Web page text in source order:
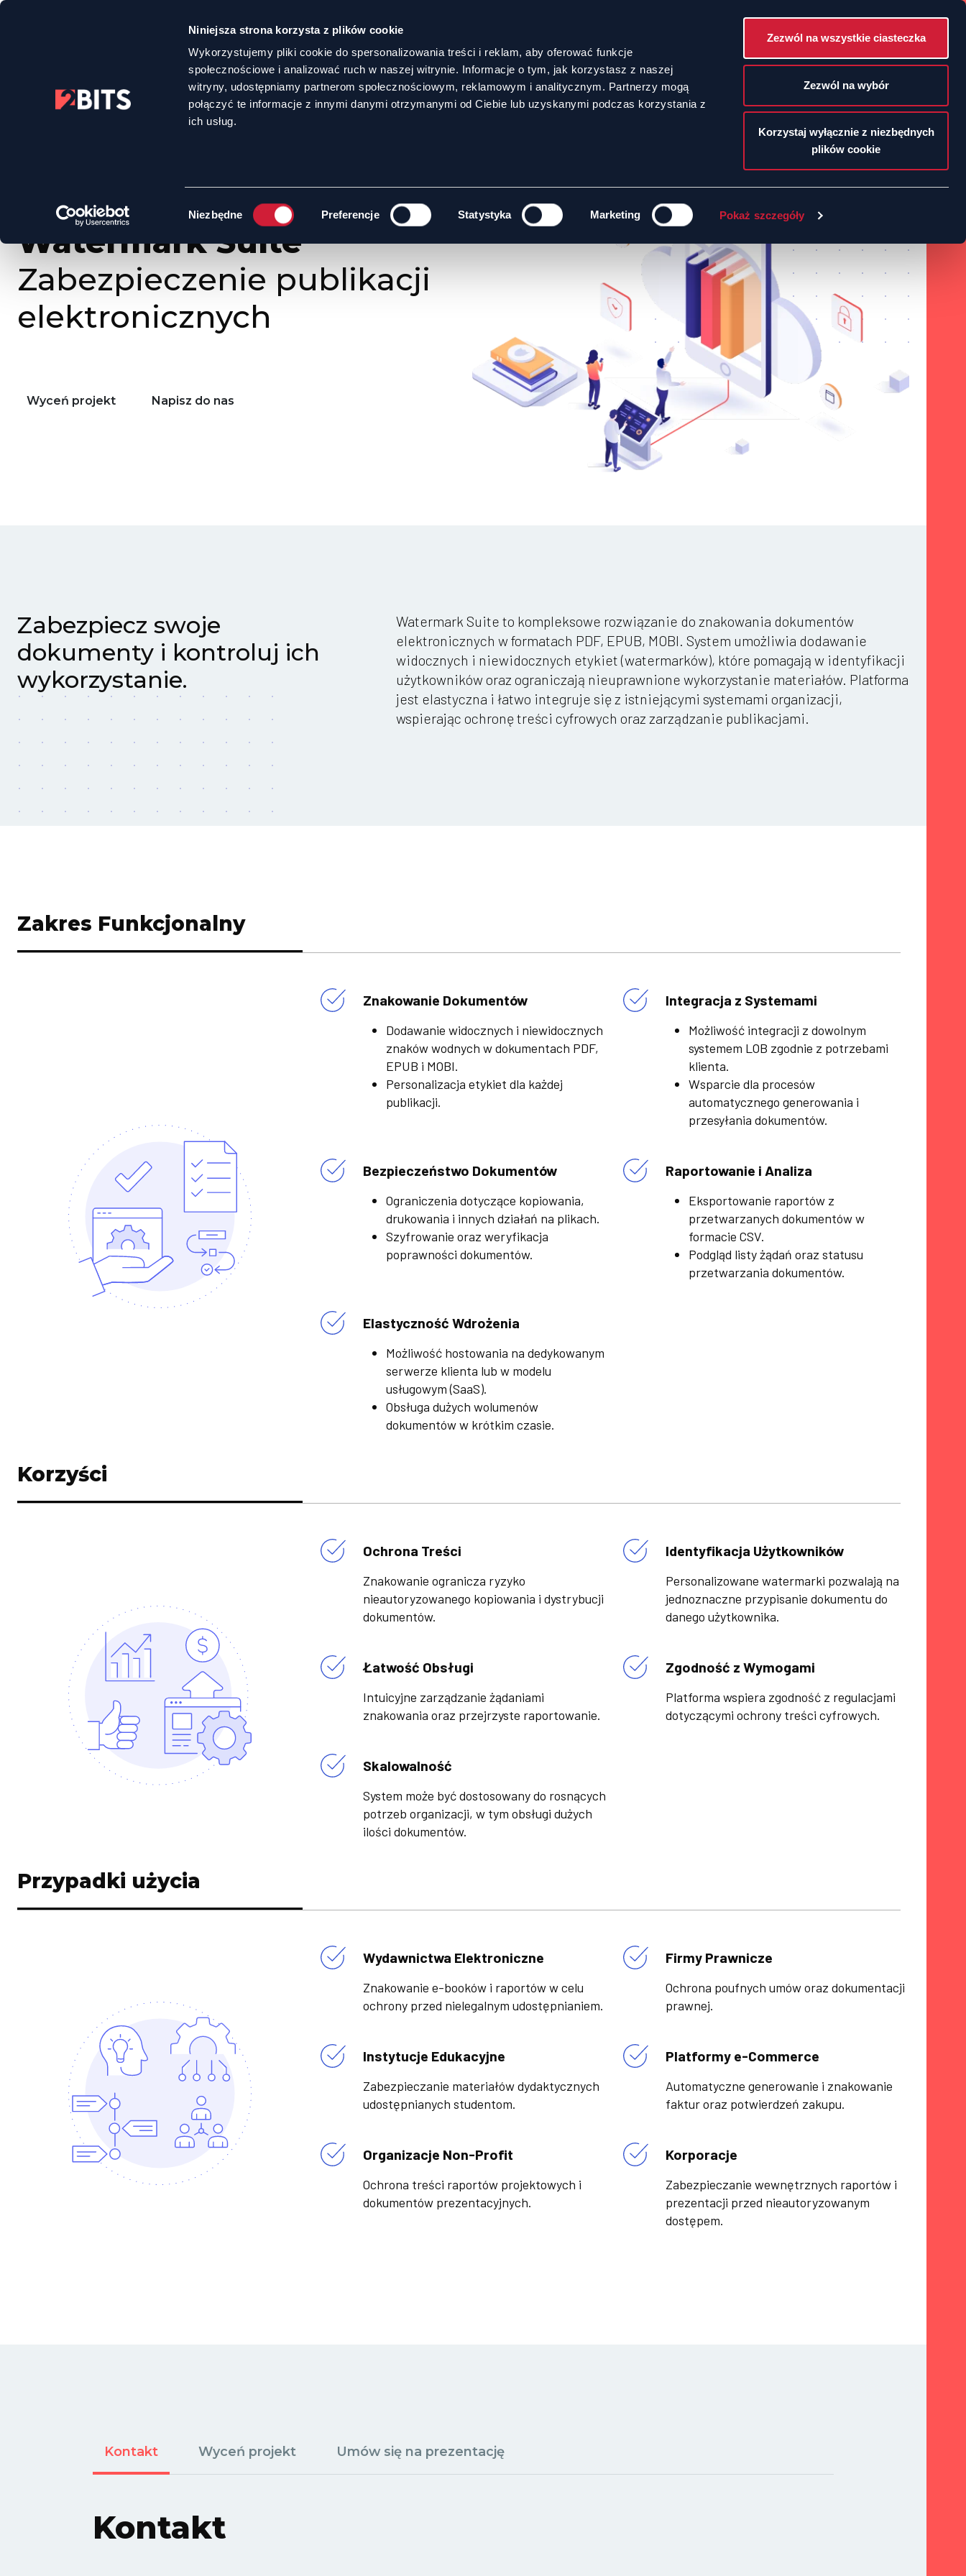
Niniejsza strona korzysta z plików cookie
Wykorzystujemy pliki cookie do spersonalizowania treści i reklam, aby oferować funkcje
społecznościowe i analizować ruch w naszej witrynie. Informacje o tym, jak korzystasz z naszej
witryny, udostępniamy partnerom społecznościowym, reklamowym i analitycznym. Partnerzy mogą
połączyć te informacje z innymi danymi otrzymanymi od Ciebie lub uzyskanymi podczas korzystania z
ich usług.
Niezbędne Preferencje Statystyka Marketing Pokaż szczegóły
Zezwól na wszystkie ciasteczka
Zezwól na wybór
Korzystaj wyłącznie z niezbędnych
plików cookie
POLSKI
OFERTA WATERMARK SUITE - ZABEZPIECZENIE PUBLIKACJI ELEKTRONICZNYCH
Watermark Suite
Zabezpieczenie publikacji
elektronicznych
Wyceń projekt Napisz do nas
Zabezpiecz swoje
dokumenty i kontroluj ich
wykorzystanie.
Watermark Suite to kompleksowe rozwiązanie do znakowania dokumentów
elektronicznych w formatach PDF, EPUB, MOBI. System umożliwia dodawanie
widocznych i niewidocznych etykiet (watermarków), które pomagają w identyfikacji
użytkowników oraz ograniczają nieuprawnione wykorzystanie materiałów. Platforma
jest elastyczna i łatwo integruje się z istniejącymi systemami organizacji,
wspierając ochronę treści cyfrowych oraz zarządzanie publikacjami.
Zakres Funkcjonalny
Znakowanie Dokumentów
Dodawanie widocznych i niewidocznych
znaków wodnych w dokumentach PDF,
EPUB i MOBI.
Personalizacja etykiet dla każdej
publikacji.
Integracja z Systemami
Możliwość integracji z dowolnym
systemem LOB zgodnie z potrzebami
klienta.
Wsparcie dla procesów
automatycznego generowania i
przesyłania dokumentów.
Bezpieczeństwo Dokumentów
Ograniczenia dotyczące kopiowania,
drukowania i innych działań na plikach.
Szyfrowanie oraz weryfikacja
poprawności dokumentów.
Raportowanie i Analiza
Eksportowanie raportów z
przetwarzanych dokumentów w
formacie CSV.
Podgląd listy żądań oraz statusu
przetwarzania dokumentów.
Elastyczność Wdrożenia
Możliwość hostowania na dedykowanym
serwerze klienta lub w modelu
usługowym (SaaS).
Obsługa dużych wolumenów
dokumentów w krótkim czasie.
Korzyści
Ochrona Treści
Znakowanie ogranicza ryzyko
nieautoryzowanego kopiowania i dystrybucji
dokumentów.
Identyfikacja Użytkowników
Personalizowane watermarki pozwalają na
jednoznaczne przypisanie dokumentu do
danego użytkownika.
Łatwość Obsługi
Intuicyjne zarządzanie żądaniami
znakowania oraz przejrzyste raportowanie.
Zgodność z Wymogami
Platforma wspiera zgodność z regulacjami
dotyczącymi ochrony treści cyfrowych.
Skalowalność
System może być dostosowany do rosnących
potrzeb organizacji, w tym obsługi dużych
ilości dokumentów.
Przypadki użycia
Wydawnictwa Elektroniczne
Znakowanie e-booków i raportów w celu
ochrony przed nielegalnym udostępnianiem.
Firmy Prawnicze
Ochrona poufnych umów oraz dokumentacji
prawnej.
Instytucje Edukacyjne
Zabezpieczanie materiałów dydaktycznych
udostępnianych studentom.
Platformy e-Commerce
Automatyczne generowanie i znakowanie
faktur oraz potwierdzeń zakupu.
Organizacje Non-Profit
Ochrona treści raportów projektowych i
dokumentów prezentacyjnych.
Korporacje
Zabezpieczanie wewnętrznych raportów i
prezentacji przed nieautoryzowanym
dostępem.
Kontakt Wyceń projekt Umów się na prezentację
Kontakt